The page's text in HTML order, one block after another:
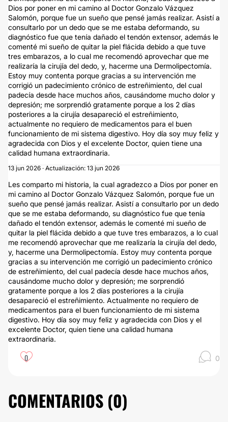
Dios por poner en mi camino al Doctor Gonzalo Vázquez
Salomón, porque fue un sueño que pensé jamás realizar. Asistí a
consultarlo por un dedo que se me estaba deformando, su
diagnóstico fue que tenía dañado el tendón extensor, además le
comenté mi sueño de quitar la piel flácida debido a que tuve
tres embarazos, a lo cual me recomendó aprovechar que me
realizaría la cirujía del dedo, y, hacerme una Dermolipectomía.
Estoy muy contenta porque gracias a su intervención me
corrigió un padecimiento crónico de estreñimiento, del cual
padecía desde hace muchos años, causándome mucho dolor y
depresión; me sorprendió gratamente porque a los 2 días
posteriores a la cirujía desapareció el estreñimiento,
actualmente no requiero de medicamentos para el buen
funcionamiento de mi sistema digestivo. Hoy día soy muy feliz y
agradecida con Dios y el excelente Doctor, quien tiene una
calidad humana extraordinaria.
13 jun 2026 · Actualización: 13 jun 2026
Les comparto mi historia, la cual agradezco a Dios por poner en
mi camino al Doctor Gonzalo Vázquez Salomón, porque fue un
sueño que pensé jamás realizar. Asistí a consultarlo por un dedo
que se me estaba deformando, su diagnóstico fue que tenía
dañado el tendón extensor, además le comenté mi sueño de
quitar la piel flácida debido a que tuve tres embarazos, a lo cual
me recomendó aprovechar que me realizaría la cirujía del dedo,
y, hacerme una Dermolipectomía. Estoy muy contenta porque
gracias a su intervención me corrigió un padecimiento crónico
de estreñimiento, del cual padecía desde hace muchos años,
causándome mucho dolor y depresión; me sorprendió
gratamente porque a los 2 días posteriores a la cirujía
desapareció el estreñimiento. Actualmente no requiero de
medicamentos para el buen funcionamiento de mi sistema
digestivo. Hoy día soy muy feliz y agradecida con Dios y el
excelente Doctor, quien tiene una calidad humana
extraordinaria.
0 0
COMENTARIOS (0)